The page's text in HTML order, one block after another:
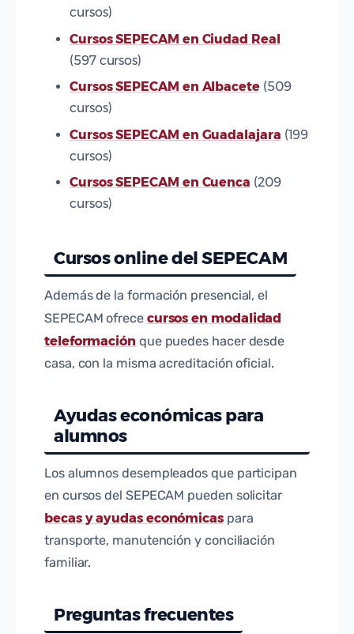
cursos)
Cursos SEPECAM en Ciudad Real
(597 cursos)
Cursos SEPECAM en Albacete(509
cursos)
Cursos SEPECAM en Guadalajara (199
cursos)
Cursos SEPECAM en Cuenca (209
cursos)
Cursos online del SEPECAM
Además de la formación presencial, el
SEPECAM ofrece cursos en modalidad
teleformaciónque puedes hacer desde
casa, con la misma acreditación oficial.
Ayudas económicas para
alumnos
Los alumnos desempleados que participan
en cursos del SEPECAM pueden solicitar
becas y ayudas económicas para
transporte, manutención y conciliación
familiar.
Preguntas frecuentes